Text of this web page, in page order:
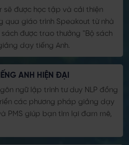
sẽ được học tập và cải thiện
qua giáo trình Speakout từ nhà
được trao thưởng "Bộ sách
dạy tiếng Anh.
ANH HIỆN ĐẠI
ngữ lập trình tư duy NLP đồng
các phương pháp giảng dạy
PMS giúp bạn tìm lại đam mê,